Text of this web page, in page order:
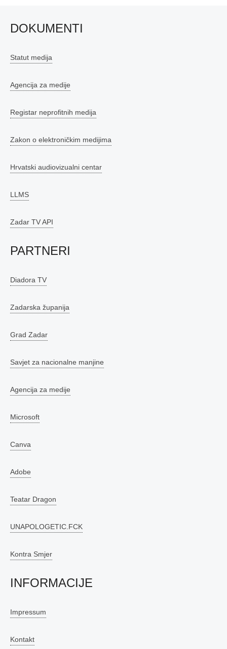
DOKUMENTI
Statut medija
Agencija za medije
Registar neprofitnih medija
Zakon o elektroničkim medijima
Hrvatski audiovizualni centar
LLMS
Zadar TV API
PARTNERI
Diadora TV
Zadarska županija
Grad Zadar
Savjet za nacionalne manjine
Agencija za medije
Microsoft
Canva
Adobe
Teatar Dragon
UNAPOLOGETIC.FCK
Kontra Smjer
INFORMACIJE
Impressum
Kontakt